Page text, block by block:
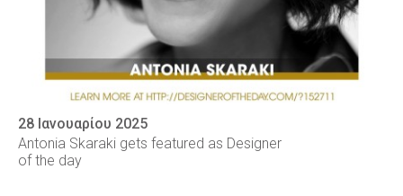
28 Ιανουαρίου 2025
Antonia Skaraki gets featured as Designer
of the day